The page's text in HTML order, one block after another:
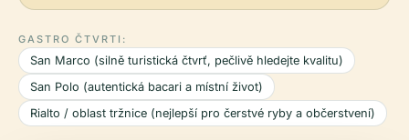
GASTRO ČTVRTI:
San Marco (silně turistická čtvrť, pečlivě hledejte kvalitu)
San Polo (autentická bacari a místní život)
Rialto / oblast tržnice (nejlepší pro čerstvé ryby a občerstvení)